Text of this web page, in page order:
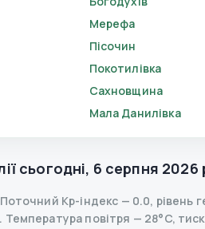
Мерефа
Пісочин
Покотилівка
Сахновщина
Мала Данилівка
сьогодні, 6 серпня 2026
Поточний Kp-індекс — 0.0, рівень
. Температура повітря — 28°C,